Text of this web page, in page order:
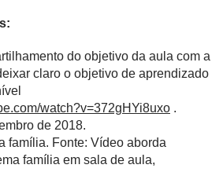
do objetivo da aula com a
claro o objetivo de aprendizado
watch?v=372gHYi8uxo .
de 2018.
família. Fonte: Vídeo aborda
família em sala de aula,